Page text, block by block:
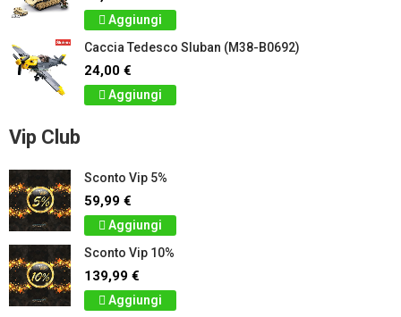
Aggiungi
Caccia Tedesco Sluban (M38-B0692)
24,00 €
Aggiungi
Vip Club
Sconto Vip 5%
59,99 €
Aggiungi
Sconto Vip 10%
139,99 €
Aggiungi